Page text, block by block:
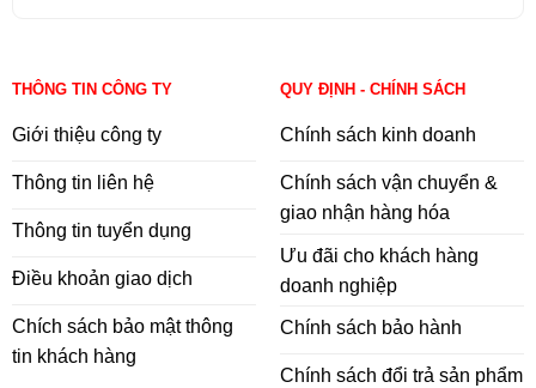
THÔNG TIN CÔNG TY
Giới thiệu công ty
Thông tin liên hệ
Thông tin tuyển dụng
Điều khoản giao dịch
Chích sách bảo mật thông
tin khách hàng
QUY ĐỊNH - CHÍNH SÁCH
Chính sách kinh doanh
Chính sách vận chuyển &
giao nhận hàng hóa
Ưu đãi cho khách hàng
doanh nghiệp
Chính sách bảo hành
Chính sách đổi trả sản phẩm